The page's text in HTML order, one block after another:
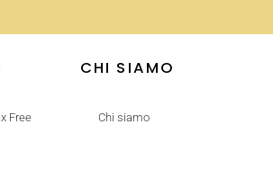
Free
CHI SIAMO
Chi siamo